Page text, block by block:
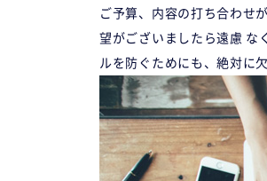
ご予算、内容の打ち合わせ
望がございましたら遠慮 な
ルを防ぐためにも、絶対に